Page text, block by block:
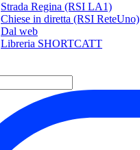
Strada Regina (RSI LA1)
Chiese in diretta (RSI ReteUno)
Dal web
Libreria SHORTCATT